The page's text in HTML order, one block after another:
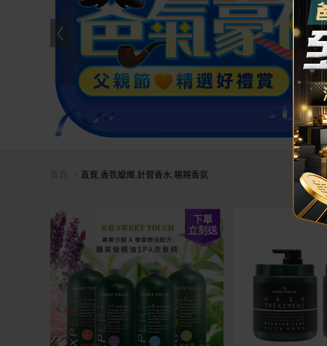
直覺,香氛蠟燭,針管香水,親親香氛
下單
立刻送